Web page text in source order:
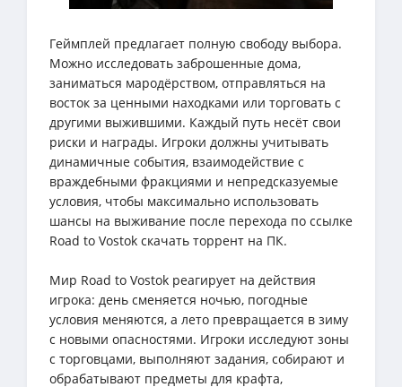
Геймплей предлагает полную свободу выбора.
Можно исследовать заброшенные дома,
заниматься мародёрством, отправляться на
восток за ценными находками или торговать с
другими выжившими. Каждый путь несёт свои
риски и награды. Игроки должны учитывать
динамичные события, взаимодействие с
враждебными фракциями и непредсказуемые
условия, чтобы максимально использовать
шансы на выживание после перехода по ссылке
Road to Vostok скачать торрент на ПК.
Мир Road to Vostok реагирует на действия
игрока: день сменяется ночью, погодные
условия меняются, а лето превращается в зиму
с новыми опасностями. Игроки исследуют зоны
с торговцами, выполняют задания, собирают и
обрабатывают предметы для крафта,